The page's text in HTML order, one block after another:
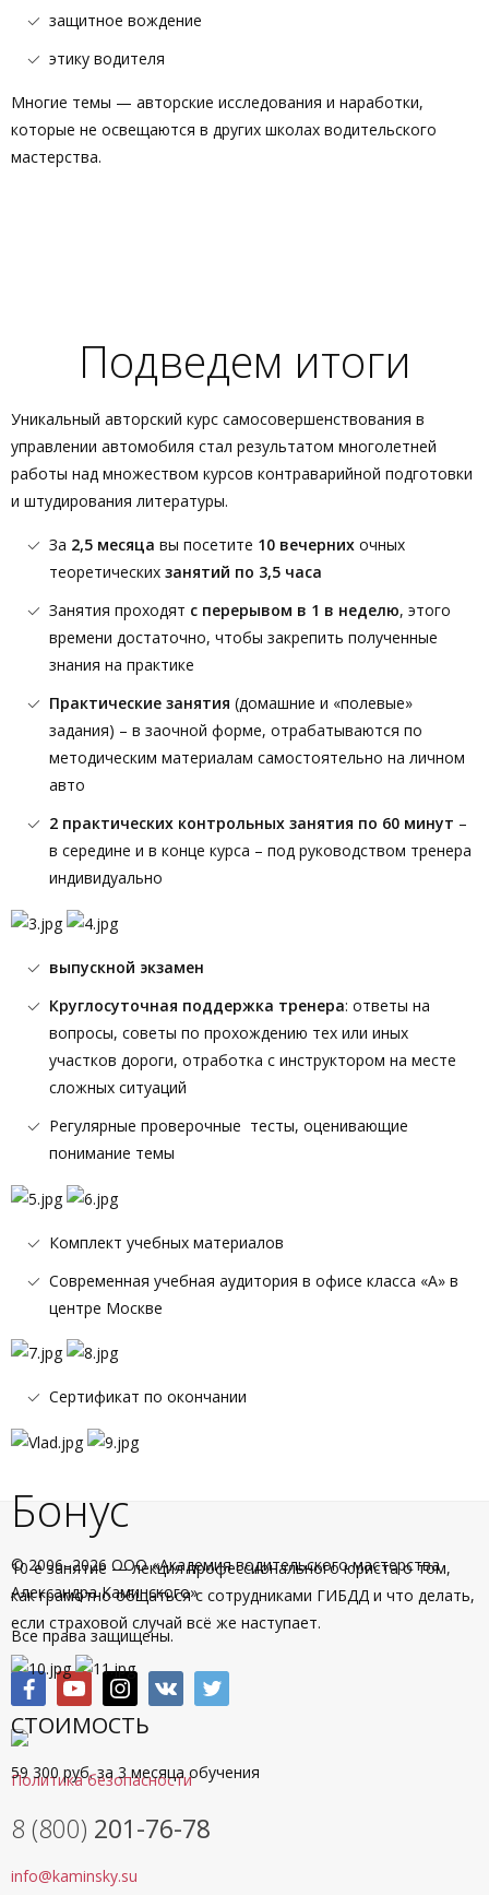
защитное вождение
этику водителя
Многие темы — авторские исследования и наработки,
которые не освещаются в других школах водительского
мастерства.
Подведем итоги
Уникальный авторский курс самосовершенствования в
управлении автомобиля стал результатом многолетней
работы над множеством курсов контраварийной подготовки
и штудирования литературы.
За 2,5 месяца вы посетите 10 вечерних очных
теоретических занятий по 3,5 часа
Занятия проходят с перерывом в 1 в неделю, этого
времени достаточно, чтобы закрепить полученные
знания на практике
Практические занятия (домашние и «полевые»
задания) – в заочной форме, отрабатываются по
методическим материалам самостоятельно на личном
авто
2 практических контрольных занятия по 60 минут –
в середине и в конце курса – под руководством тренера
индивидуально
выпускной экзамен
Круглосуточная поддержка тренера: ответы на
вопросы, советы по прохождению тех или иных
участков дороги, отработка с инструктором на месте
сложных ситуаций
Регулярные проверочные тесты, оценивающие
понимание темы
Комплект учебных материалов
Современная учебная аудитория в офисе класса «А» в
центре Москве
Сертификат по окончании
Бонус
10-е занятие — лекция профессионального юриста о том,
как грамотно общаться с сотрудниками ГИБДД и что делать,
если страховой случай всё же наступает.
СТОИМОСТЬ
59 300 руб. за 3 месяца обучения
© 2006–2026 ООО «Академия водительского мастерства
Александра Каминского»
Все права защищены.
Политика безопасности
8 (800) 201-76-78
info@kaminsky.su